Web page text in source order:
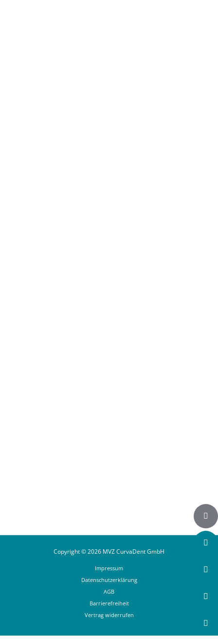
Copyright © 2026 MVZ CurvaDent GmbH
Impressum
Datenschutzerklärung
AGB
Barrierefreiheit
Vertrag widerrufen